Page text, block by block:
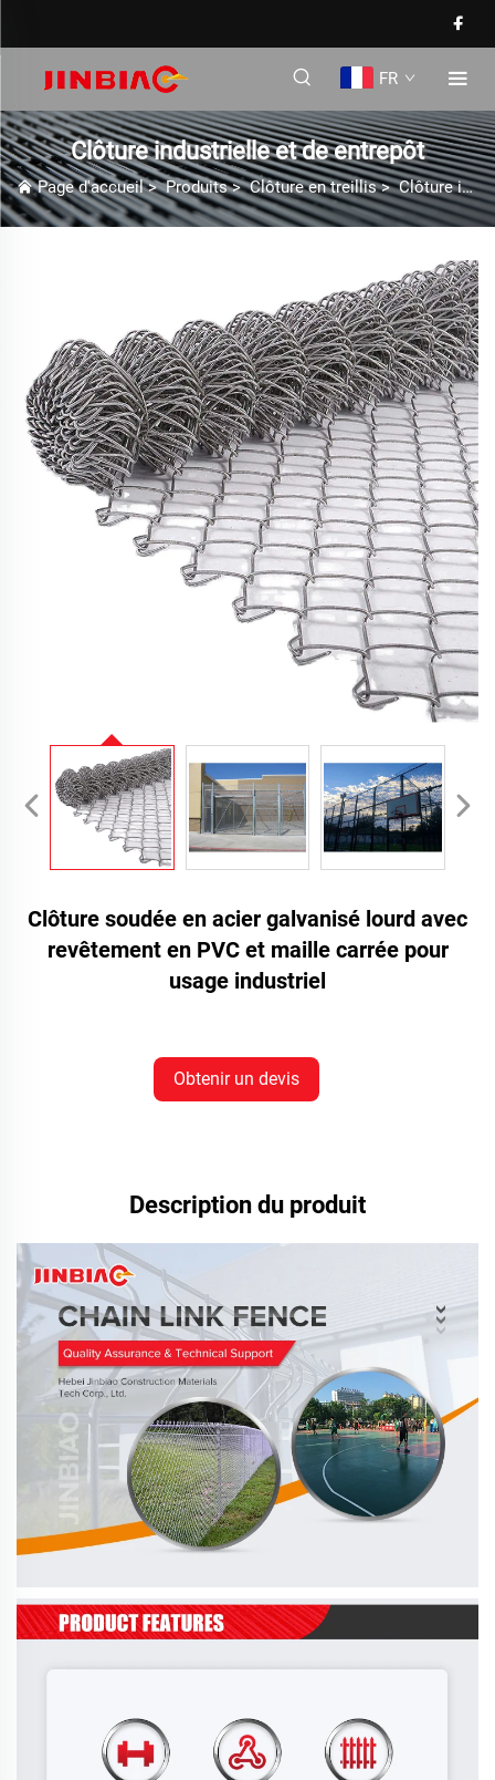
FR
Clôture industrielle et de entrepôt
Page d'accueil>Produits>Clôture en treillis>Clôture industrielle et de entrepôt
Clôture soudée en acier galvanisé lourd avec
revêtement en PVC et maille carrée pour
usage industriel
Obtenir un devis
Description du produit